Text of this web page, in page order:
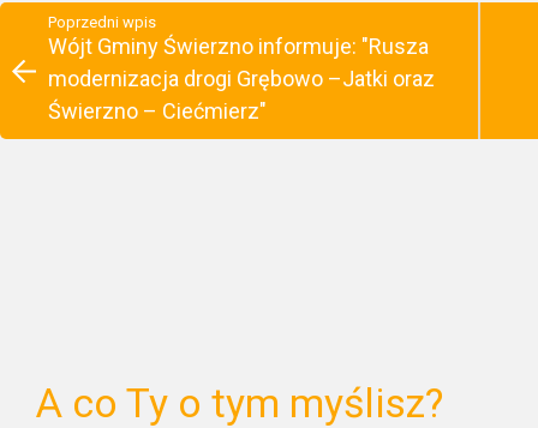
Poprzedni wpis
Wójt Gminy Świerzno informuje: "Rusza
modernizacja drogi Grębowo –Jatki oraz
Świerzno – Ciećmierz"
A co Ty o tym myślisz?